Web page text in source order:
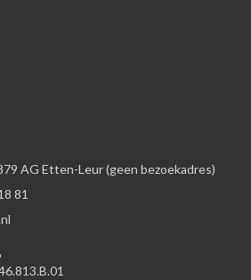
AG Etten-Leur (geen bezoekadres)
81